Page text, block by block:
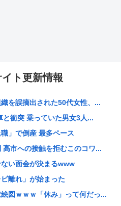
ト更新情報
を誤摘出された50代女性、...
と衝突 乗っていた男女3人...
」で倒産 最多ペース
高市への接触を拒むこのコワ...
い面会が決まるwww
離れ」が始まった
図ｗｗｗ「休み」って何だっ...